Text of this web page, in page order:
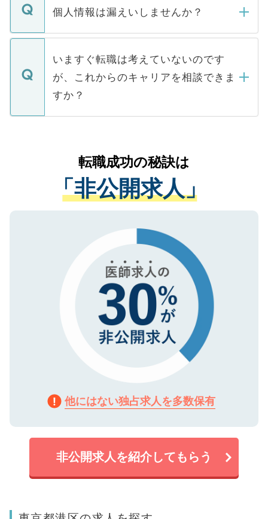
■応募殺到を避けるため 人気のある医療機
関を公にしてしまうと、応募が殺到する場
に、医療機関が求める条件に合った人材の
みを人材紹介会社に依頼するケースが増え
ています。
ん。また、仮に応募先から内定をいただい
定を承諾する必要はありません。内定先へ
の辞退の連絡はキャリアパートナーが行い
個人情報は漏えいしませんか？
個人情報が漏えいすることはありませんの
で、ご安心ください。当サイトからの登録
などで収集したご登録者様の個人情報は、
ご本人のキャリアアップおよび転職活動の
支援を目的に使用いたします。お預かりし
ているすべての個人データはご本人の許可
は、個人情報の取り扱いについての厳密な
管理基準を満たした事業者のみに付与され
る、プライバシーマークを取得済みです。
で、機密保持に関してもご安心ください。
いますぐ転職は考えていないのです
が、これからのキャリアを相談できま
すか？
かがいして、現在の医療機関の状況や紹介
経験をまじえながら、適切なアドバイスを
させていただきます。すぐにご転職をされ
ない方には、長期的なサポートが可能です
ので、まずはご登録ください。
転職成功の秘訣は
「非公開求人」
他にはない独占求人を多数保有
非公開求人を紹介してもらう